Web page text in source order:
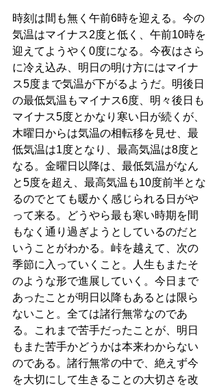
時刻は間も無く午前6時を迎える。今の
気温はマイナス2度と低く、午前10時を
迎えてようやく0度になる。今夜はさら
に冷え込み、明日の明け方にはマイナ
ス5度まで気温が下がるようだ。明後日
の最低気温もマイナス6度、明々後日も
マイナス5度とかなり寒い日が続くが、
木曜日からは気温の相転移を見せ、最
低気温は1度となり、最高気温は8度と
なる。金曜日以降は、最低気温がなん
と5度を超え、最高気温も10度前半とな
るのでとても暖かく感じられる日がや
って来る。どうやら最も寒い時期を間
もなく通り過ぎようとしているのだと
いうことがわかる。峠を越えて、次の
季節に入っていくこと。人生もまたそ
のような形で進展していく。今日まで
あったことが明日以降もあるとは限ら
ないこと。全ては諸行無常なのであ
る。これまで苦手だったことが、明日
もまた苦手かどうかは本来わからない
のである。諸行無常の中で、絶えず今
を大切にして生きることの大切さを改